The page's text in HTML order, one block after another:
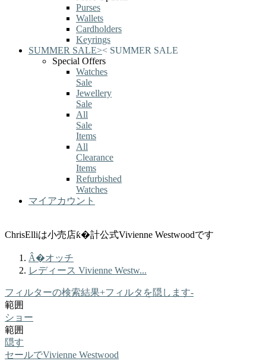
Purses
Wallets
Cardholders
Keyrings
SUMMER SALE>< SUMMER SALE
Special Offers
Watches
Sale
Jewellery
Sale
All
Sale
Items
All
Clearance
Items
Refurbished
Watches
マイアカウント
ChrisElliは小売店ƙ�計公式Vivienne Westwoodです
Â�オッチ
レディース Vivienne Westw...
フィルターの検索結果+フィルタを隠します-
範囲
ショー
範囲
隠す
セールでVivienne Westwood